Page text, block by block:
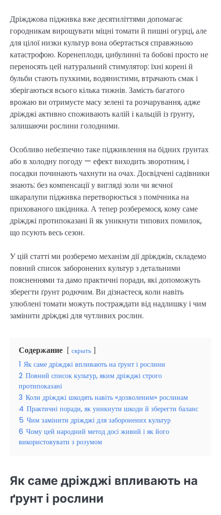
Дріжджова підживка вже десятиліттями допомагає
городникам вирощувати міцні томати й пишні огурці, але
для цілої низки культур вона обертається справжньою
катастрофою. Коренеплоди, цибулинні та бобові просто не
переносять цей натуральний стимулятор: їхні корені й
бульби стають пухкими, водянистими, втрачають смак і
зберігаються всього кілька тижнів. Замість багатого
врожаю ви отримуєте масу зелені та розчарування, адже
дріжджі активно споживають калій і кальцій із ґрунту,
залишаючи рослини голодними.
Особливо небезпечно таке підживлення на бідних ґрунтах
або в холодну погоду — ефект виходить зворотним, і
посадки починають чахнути на очах. Досвідчені садівники
знають: без компенсації у вигляді золи чи яєчної
шкаралупи підживка перетворюється з помічника на
прихованого шкідника. А тепер розберемося, кому саме
дріжджі протипоказані й як уникнути типових помилок,
що псують весь сезон.
У цій статті ми розберемо механізм дії дріжджів, складемо
повний список заборонених культур з детальними
поясненнями та дамо практичні поради, які допоможуть
зберегти ґрунт родючим. Ви дізнаєтеся, коли навіть
улюблені томати можуть постраждати від надлишку і чим
замінити дріжджі для чутливих рослин.
Содержание скрыть
1 Як саме дріжджі впливають на ґрунт і рослини
2 Повний список культур, яким дріжджі строго
протипоказані
3 Коли дріжджі шкодять навіть «дозволеним» рослинам
4 Практичні поради, як уникнути шкоди й зберегти баланс
5 Чим замінити дріжджі для заборонених культур
6 Чому цей народний метод досі живий і як його
використовувати з розумом
Як саме дріжджі впливають на
ґрунт і рослини